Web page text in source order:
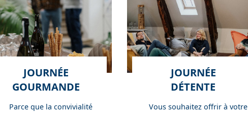
JOURNÉE
GOURMANDE
Parce que la convivialité
JOURNÉE
DÉTENTE
Vous souhaitez offrir à votre